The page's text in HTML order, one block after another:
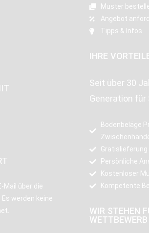
Mail über die
werden keine
Muster
Angebot
Tipps & Infos
IHRE
Seit über 30
Generation für
Bodenbeläge
Gratislieferung
Persönliche
Kostenloser
Kompetente
WIR STEHEN
WETTBEWERB